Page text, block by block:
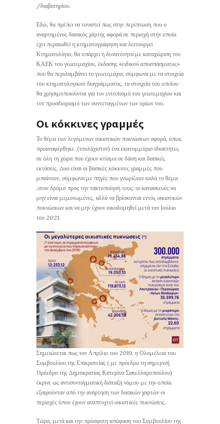
/διαβατηρίου.
Εδώ, θα πρέπει να τονιστεί πως στην περίπτωση που ο
αναρτημένος δασικός χάρτης αφορά σε περιοχή στην οποία
έχει περαιωθεί η κτηματογράφηση και λειτουργεί
Κτηματολόγιο, θα υπάρχει η δυνατότητα με καταχώριση του
ΚΑΕΚ του γεωτεμαχίου, έκδοσης «ειδικού αποσπάσματος»
που θα περιλαμβάνει το γεωτεμάχιο, σύμφωνα με τα στοιχεία
του κτηματολογικού διαγράμματος, τα στοιχεία του οποίου
θα χρησιμοποιούνται για τον εντοπισμό του γεωτεμαχίου και
τον προσδιορισμό των συντεταγμένων των ορίων του.
Οι κόκκινες γραμμές
Το θέμα των λεγόμενων οικιστικών πυκνώσεων αφορά, όπως
προαναφέρθηκε ,(τουλάχιστον) ένα εκατομμύριο ιδιοκτήτες
σε όλη τη χώρα που έχουν κτίσμα σε δάση και δασικές
εκτάσεις. Δυο είναι οι βασικές κόκκινες γραμμές που
μπαίνουν, σύμφωνα με πηγές που γνωρίζουν καλά το θέμα
,στον δρόμο προς την τακτοποίησή τους: οι κατασκευές να
μην είναι μεμονωμένες, αλλά να βρίσκονται εντός οικιστικών
πυκνώσεων και να μην έχουν οικοδομηθεί μετά τον Ιούλιο
του 2021.
Σημειώνεται πως τον Απρίλιο του 2019, η Ολομέλεια του
Συμβουλίου της Επικρατείας ( με πρόεδρο τη σημερινή
Πρόεδρο της Δημοκρατίας Κατερίνα Σακελλαροπούλου)
έκρινε ως αντισυνταγματική διάταξη νόμου με την οποία
εξαιρούνταν από την ανάρτηση των δασικών χαρτών οι
περιοχές όπου έχουν αναπτυχτεί οικιστικές πυκνώσεις.
Τώρα, μετά και την πρόσφατη απόφαση του Συμβουλίου της